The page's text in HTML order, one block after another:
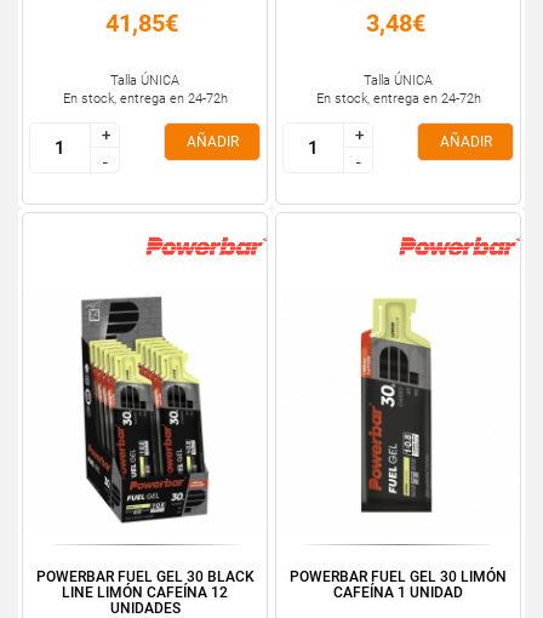
41,85€
Talla ÚNICA
En stock, entrega en 24-72h
+
-
+
-
AÑADIR
3,48€
Talla ÚNICA
En stock, entrega en 24-72h
+
-
+
-
AÑADIR
POWERBAR FUEL GEL 30 BLACK
LINE LIMÓN CAFEÍNA 12
UNIDADES
POWERBAR FUEL GEL 30 LIMÓN
CAFEÍNA 1 UNIDAD